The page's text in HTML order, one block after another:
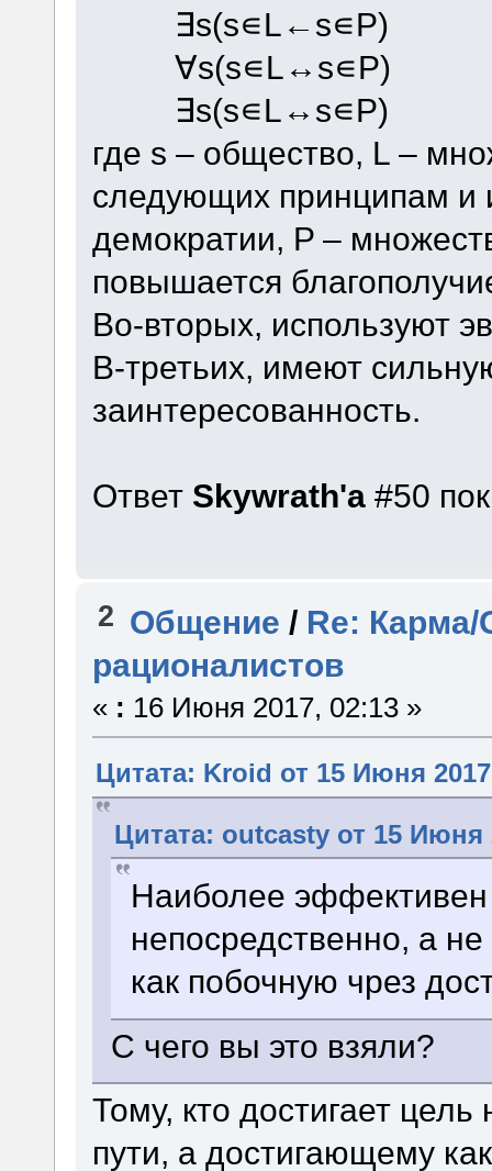
∃s(s∊L←s∊P)
∀s(s∊L↔s∊P)
∃s(s∊L↔s∊P)
где s – общество, L –
следующих принципам и
демократии, P –
повышается
Во-вторых, используют
В-третьих, имеют
заинтересованность.
Ответ Skywrath'a#50
2 Общение / Re: Карма/
рационалистов
« : 16 Июня 2017, 02:13 »
Цитата: Kroid от 15 Июня
Цитата: outcasty от 15 Июня
Наиболее эффективен
непосредственно, а не
как побочную чрез
С чего вы это взяли?
Тому, кто достигает
пути, а достигающему